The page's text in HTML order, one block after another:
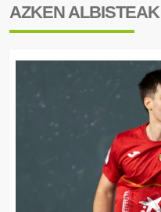
AZKEN ALBISTEAK